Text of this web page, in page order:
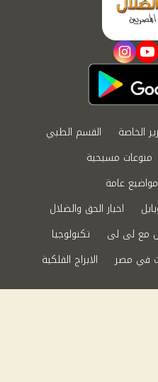
youtube
instagram
الخاصة
القسم الطبي
منوعات مسيحية
مواضيع عامة
اخبار الحق والضلال
مع لى لى
تكنولوجيا
في مصر
الابراج الفلكية